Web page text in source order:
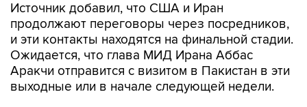
Источник добавил, что США и Иран
продолжают переговоры через посредников,
и эти контакты находятся на финальной стадии.
Ожидается, что глава МИД Ирана Аббас
Аракчи отправится с визитом в Пакистан в эти
выходные или в начале следующей недели.